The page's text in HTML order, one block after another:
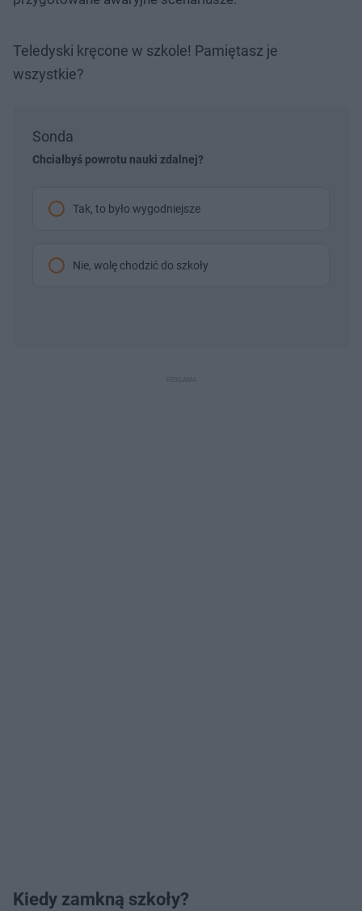
Teledyski kręcone w szkole! Pamiętasz je
wszystkie?
Sonda
Chciałbyś powrotu nauki zdalnej?
Tak, to było wygodniejsze
Nie, wolę chodzić do szkoły
Kiedy zamkną szkoły?